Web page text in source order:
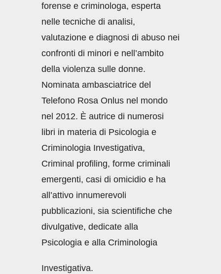
forense e criminologa, esperta
nelle tecniche di analisi,
valutazione e diagnosi di abuso nei
confronti di minori e nell’ambito
della violenza sulle donne.
Nominata ambasciatrice del
Telefono Rosa Onlus nel mondo
nel 2012. È autrice di numerosi
libri in materia di Psicologia e
Criminologia Investigativa,
Criminal profiling, forme criminali
emergenti, casi di omicidio e ha
all’attivo innumerevoli
pubblicazioni, sia scientifiche che
divulgative, dedicate alla
Psicologia e alla Criminologia
Investigativa.